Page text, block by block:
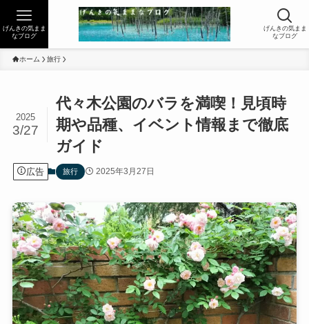
げんきの気まま
なブログ
げんきの気まま
なブログ
ホーム 旅行
代々木公園のバラを満喫！見頃時
期や品種、イベント情報まで徹底
ガイド
2025
3/27
広告 旅行 2025年3月27日